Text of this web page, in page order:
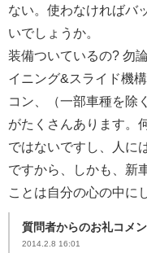
ない。使わなければバ
いでしょうか。
装備ついているの? 勿
イニング&スライド機
コン、（一部車種を除
がたくさんあります。
ではないですし、人に
ですから、しかも、新
ことは自分の心の中に
質問者からのお礼コメ
2014.2.8 16:01